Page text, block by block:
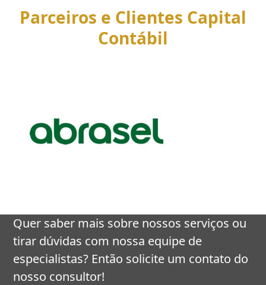
Parceiros e Clientes Capital
Contábil
right
carousel
navigation
buttons
Quer saber mais sobre nossos serviços ou
tirar dúvidas com nossa equipe de
especialistas? Então solicite um contato do
nosso consultor!